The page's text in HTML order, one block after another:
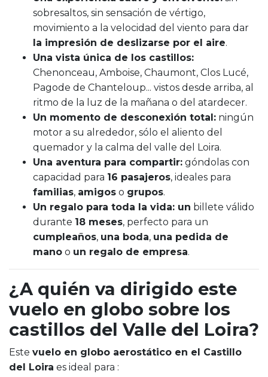
sobresaltos, sin sensación de vértigo,
movimiento a la velocidad del viento para dar
la impresión de deslizarse por el aire.
Una vista única de los castillos:
Chenonceau, Amboise, Chaumont, Clos Lucé,
Pagode de Chanteloup... vistos desde arriba, al
ritmo de la luz de la mañana o del atardecer.
Un momento de desconexión total: ningún
motor a su alrededor, sólo el aliento del
quemador y la calma del valle del Loira.
Una aventura para compartir: góndolas con
capacidad para 16 pasajeros, ideales para
familias, amigos o grupos.
Un regalo para toda la vida: un billete válido
durante 18 meses, perfecto para un
cumpleaños, una boda, una pedida de
mano o un regalo de empresa.
¿A quién va dirigido este
vuelo en globo sobre los
castillos del Valle del Loira?
Este vuelo en globo aerostático en el Castillo
del Loira es ideal para :